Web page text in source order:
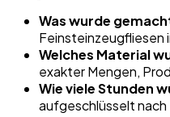
Was wurde
Feinsteinzeugfliesen
Welches Material
exakter Mengen,
Wie viele Stunden
aufgeschlüsselt